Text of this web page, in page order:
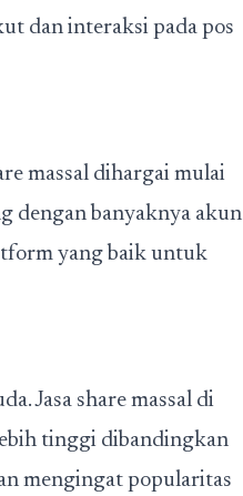
dan interaksi pada pos
massal dihargai mulai
dengan banyaknya akun
yang baik untuk
Jasa share massal di
tinggi dibandingkan
mengingat popularitas